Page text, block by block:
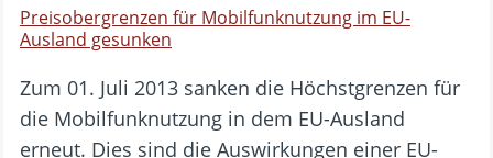
Preisobergrenzen für Mobilfunknutzung im EU-
Ausland gesunken
Zum 01. Juli 2013 sanken die Höchstgrenzen für
die Mobilfunknutzung in dem EU-Ausland
erneut. Dies sind die Auswirkungen einer EU-